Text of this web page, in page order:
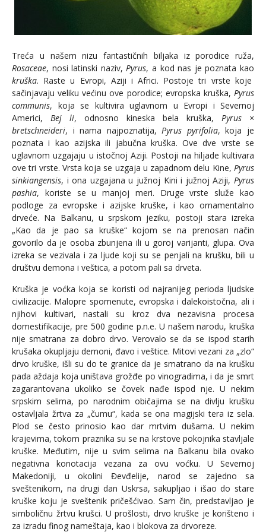
Treća u našem nizu fantastičnih biljaka iz porodice ruža,
Rosaceae, nosi latinski naziv,Pyrus, a kod nas je poznata kao
kruška. Raste u Evropi, Aziji i Africi. Postoje tri vrste koje
sačinjavaju veliku većinu ove porodice; evropska kruška, Pyrus
communis, koja se kultivira uglavnom u Evropi i Severnoj
Americi, Bej li, odnosno kineska bela kruška, Pyrus ×
bretschneideri, i nama najpoznatija,Pyrus pyrifolia, koja je
poznata i kao azijska ili jabučna kruška. Ove dve vrste se
uglavnom uzgajaju u istočnoj Aziji. Postoji na hiljade kultivara
ove tri vrste. Vrsta koja se uzgaja u zapadnom delu Kine, Pyrus
sinkiangensis, i ona uzgajana u južnoj Kini i južnoj Aziji, Pyrus
pashia, koriste se u manjoj meri. Druge vrste služe kao
podloge za evropske i azijske kruške, i kao ornamentalno
drveće. Na Balkanu, u srpskom jeziku, postoji stara izreka
„Kao da je pao sa kruške“ kojom se na prenosan način
govorilo da je osoba zbunjena ili u goroj varijanti, glupa. Ova
izreka se vezivala i za ljude koji su se penjali na krušku, bili u
društvu demona i veštica, a potom pali sa drveta.
Kruška je voćka koja se koristi od najranijeg perioda ljudske
civilizacije. Malopre spomenute, evropska i dalekoistočna, ali i
njihovi kultivari, nastali su kroz dva nezavisna procesa
domestifikacije, pre 500 godine p.n.e. U našem narodu, kruška
nije smatrana za dobro drvo. Verovalo se da se ispod starih
krušaka okupljaju demoni, đavo i veštice. Mitovi vezani za „zlo“
drvo kruške, išli su do te granice da je smatrano da na krušku
pada aždaja koja uništava grožđe po vinogradima, i da je smrt
zagarantovana ukoliko se čovek nađe ispod nje. U nekim
srpskim selima, po narodnim običajima se na divlju krušku
ostavljala žrtva za „čumu“, kada se ona magijski tera iz sela.
Plod se često prinosio kao dar mrtvim dušama. U nekim
krajevima, tokom praznika su se na krstove pokojnika stavljale
kruške. Međutim, nije u svim selima na Balkanu bila ovako
negativna konotacija vezana za ovu voćku. U Severnoj
Makedoniji, u okolini Đevđelije, narod se zajedno sa
sveštenikom, na drugi dan Uskrsa, sakupljao i išao do stare
kruške koju je sveštenik pričešćivao. Sam čin, predstavljao je
simboličnu žrtvu krušci. U prošlosti, drvo kruške je korišteno i
za izradu finog nameštaja, kao i blokova za drvoreze.